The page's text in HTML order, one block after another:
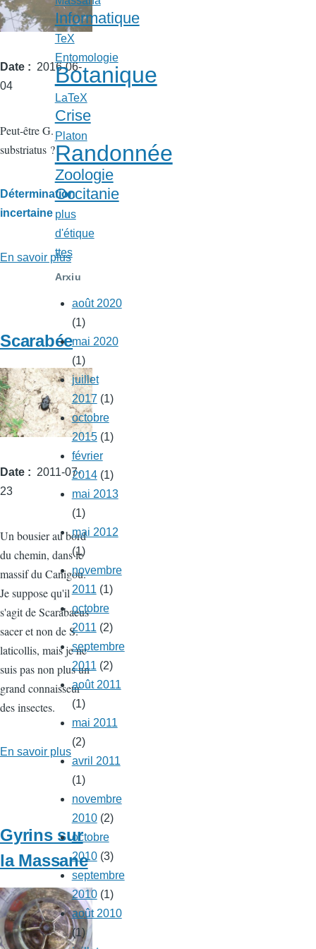
Date
2016-06-
04
Peut-être G.
substriatus ?
Détermination
incertaine
En savoir plussur
Gyrins
près
Sant
Vicens
Scarabée
Date
2011-07-
23
Un bousier au bord
du chemin, dans le
massif du Canigou.
Je suppose qu'il
s'agit de Scarabaeus
sacer et non de S.
laticollis, mais je ne
suis pas non plus un
grand connaisseur
des insectes.
En savoir plus sur
Gyrins sur
la Massane
Informatique
TeX
Entomologie
Botanique
LaTeX
Crise
Platon
Randonnée
Zoologie
Occitanie
plus
d'étique
ttes
Arxiu
août 2020
(1)
mai 2020
(1)
juillet
2017 (1)
octobre
2015(1)
février
2014(1)
mai 2013
(1)
mai 2012
(1)
novembre
2011(1)
octobre
2011(2)
septembre
2011(2)
août 2011
(1)
mai 2011
(2)
avril 2011
(1)
novembre
2010(2)
octobre
2010(3)
septembre
2010(1)
août 2010
(1)